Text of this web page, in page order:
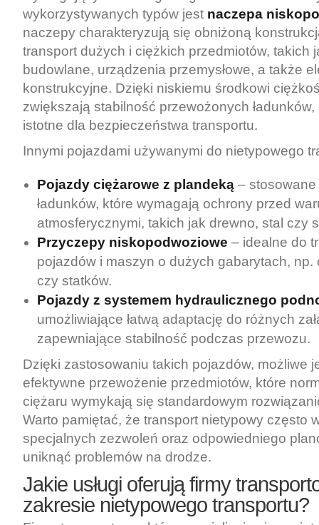
wykorzystywanych typów jest naczepa
naczepy charakteryzują się obniżoną
transport dużych i ciężkich przedmiotów, takich
budowlane, urządzenia przemysłowe, a także
konstrukcyjne. Dzięki niskiemu środkowi
zwiększają stabilność przewożonych
istotne dla bezpieczeństwa transportu.
Innymi pojazdami używanymi do nietypowego
Pojazdy ciężarowe z plandeką –
ładunków, które wymagają ochrony przed
atmosferycznymi, takich jak drewno, stal czy
Przyczepy niskopodwoziowe – idealne do
pojazdów i maszyn o dużych gabarytach, np.
czy statków.
Pojazdy z systemem hydraulicznego
umożliwiające łatwą adaptację do różnych
zapewniające stabilność podczas przewozu.
Dzięki zastosowaniu takich pojazdów, możliwe
efektywne przewożenie przedmiotów, które
ciężaru wymykają się standardowym
Warto pamiętać, że transport nietypowy często
specjalnych zezwoleń oraz odpowiedniego
uniknąć problemów na drodze.
Jakie usługi oferują firmy
zakresie nietypowego transportu?